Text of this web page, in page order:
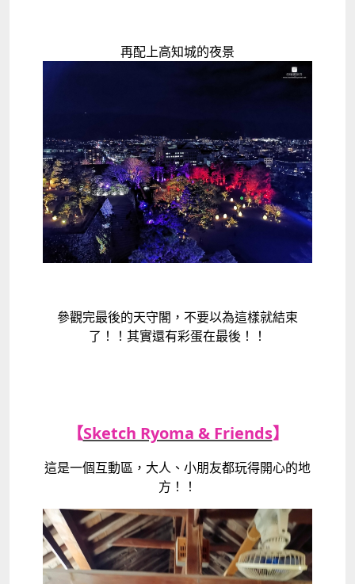
再配上高知城的夜景
參觀完最後的天守閣，不要以為這樣就結束
了！！其實還有彩蛋在最後！！
【Sketch Ryoma & Friends】
這是一個互動區，大人、小朋友都玩得開心的地
方！！